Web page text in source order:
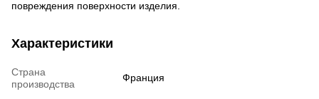
повреждения поверхности изделия.
Характеристики
Страна
производства
Франция